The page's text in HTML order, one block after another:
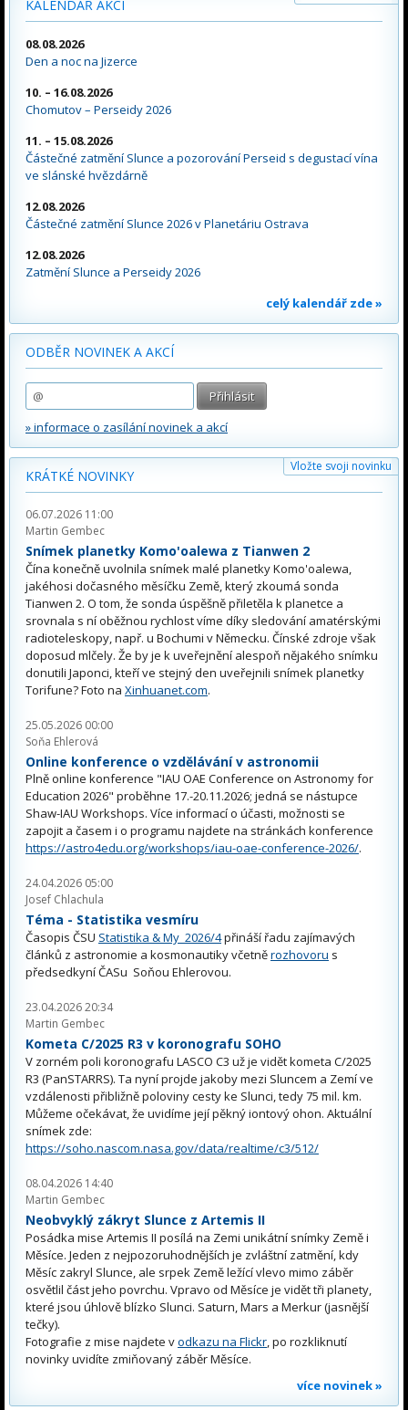
KALENDÁŘ AKCÍ
08.08.2026
Den a noc na Jizerce
10. – 16.08.2026
Chomutov – Perseidy 2026
11. – 15.08.2026
Částečné zatmění Slunce a pozorování Perseid s degustací vína
ve slánské hvězdárně
12.08.2026
Částečné zatmění Slunce 2026 v Planetáriu Ostrava
12.08.2026
Zatmění Slunce a Perseidy 2026
celý kalendář zde »
ODBĚR NOVINEK A AKCÍ
» informace o zasílání novinek a akcí
Vložte svoji novinku
KRÁTKÉ NOVINKY
06.07.2026 11:00
Martin Gembec
Snímek planetky Komo'oalewa z Tianwen 2
Čína konečně uvolnila snímek malé planetky Komo'oalewa,
jakéhosi dočasného měsíčku Země, který zkoumá sonda
Tianwen 2. O tom, že sonda úspěšně přiletěla k planetce a
srovnala s ní oběžnou rychlost víme díky sledování amatérskými
radioteleskopy, např. u Bochumi v Německu. Čínské zdroje však
doposud mlčely. Že by je k uveřejnění alespoň nějakého snímku
donutili Japonci, kteří ve stejný den uveřejnili snímek planetky
Torifune? Foto na Xinhuanet.com.
25.05.2026 00:00
Soňa Ehlerová
Online konference o vzdělávání v astronomii
Plně online konference "IAU OAE Conference on Astronomy for
Education 2026" proběhne 17.-20.11.2026; jedná se nástupce
Shaw-IAU Workshops. Více informací o účasti, možnosti se
zapojit a časem i o programu najdete na stránkách konference
https://astro4edu.org/workshops/iau-oae-conference-2026/.
24.04.2026 05:00
Josef Chlachula
Téma - Statistika vesmíru
Časopis ČSU Statistika & My 2026/4přináší řadu zajímavých
článků z astronomie a kosmonautiky včetněrozhovoru s
předsedkyní ČASu Soňou Ehlerovou.
23.04.2026 20:34
Martin Gembec
Kometa C/2025 R3 v koronografu SOHO
V zorném poli koronografu LASCO C3 už je vidět kometa C/2025
R3 (PanSTARRS). Ta nyní projde jakoby mezi Sluncem a Zemí ve
vzdálenosti přibližně poloviny cesty ke Slunci, tedy 75 mil. km.
Můžeme očekávat, že uvidíme její pěkný iontový ohon. Aktuální
snímek zde:
https://soho.nascom.nasa.gov/data/realtime/c3/512/
08.04.2026 14:40
Martin Gembec
Neobvyklý zákryt Slunce z Artemis II
Posádka mise Artemis II posílá na Zemi unikátní snímky Země i
Měsíce. Jeden z nejpozoruhodnějších je zvláštní zatmění, kdy
Měsíc zakryl Slunce, ale srpek Země ležící vlevo mimo záběr
osvětlil část jeho povrchu. Vpravo od Měsíce je vidět tři planety,
které jsou úhlově blízko Slunci. Saturn, Mars a Merkur (jasnější
tečky).
Fotografie z mise najdete vodkazu na Flickr, po rozkliknutí
novinky uvidíte zmiňovaný záběr Měsíce.
více novinek »